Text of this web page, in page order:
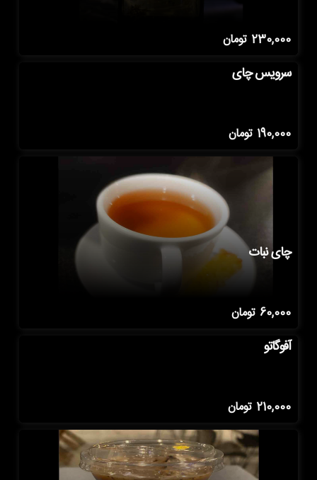
230,000 تومان
سرویس چای
190,000 تومان
چای نبات
60,000 تومان
آفوگاتو
210,000 تومان